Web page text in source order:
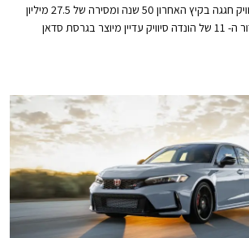
סיוויק החדשה. הונדה סיוויק חגגה בקיץ האחרון 50 שנה ומסירה של 27.5 מיליון
מכוניות מאז הושקה. הדור ה- 11 של הונדה סיוויק עדיין מיוצר בגרסת סדאן
המוצעת באופן בלעדי עם יחידת הנעה היברידית
עקב צמצום מבחר הדגמים והקצאות נמוכות לשוק
של הונדה סיוויק החדשה אנחנו מעריכים בצער
התמונה באופן מהותי.